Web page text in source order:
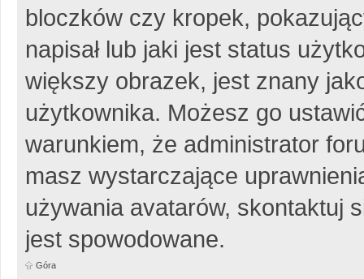
bloczków czy kropek,
napisał lub jaki jest status
większy obrazek, jest znany
użytkownika. Możesz go
warunkiem, że administrator
masz wystarczające
używania avatarów, skontaktuj
jest spowodowane.
Góra